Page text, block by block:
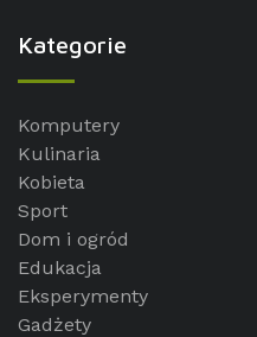
Kategorie
Komputery
Kulinaria
Kobieta
Sport
Dom i ogród
Edukacja
Eksperymenty
Gadżety